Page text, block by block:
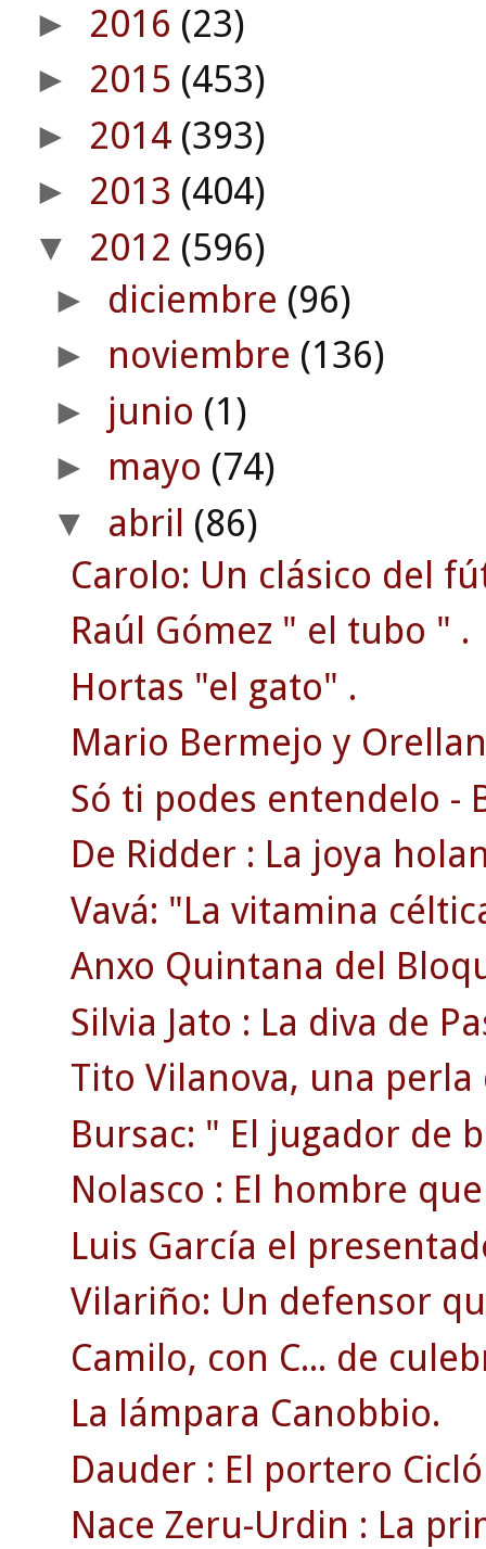
► 2016 (23)
► 2015 (453)
► 2014 (393)
► 2013 (404)
▼ 2012 (596)
► diciembre (96)
► noviembre (136)
► junio (1)
► mayo (74)
▼ abril (86)
Carolo: Un clásico del
Raúl Gómez " el tubo " .
Hortas "el gato" .
Mario Bermejo y
Só ti podes entendelo -
De Ridder : La joya
Vavá: "La vitamina
Anxo Quintana del
Silvia Jato : La diva de
Tito Vilanova, una
Bursac: " El jugador de
Nolasco : El hombre
Luis García el
Vilariño: Un defensor
Camilo, con C... de
La lámpara Canobbio.
Dauder : El portero
Nace Zeru-Urdin : La